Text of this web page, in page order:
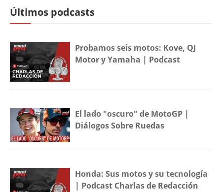
Últimos podcasts
Probamos seis motos: Kove, QJ
Motor y Yamaha | Podcast
El lado "oscuro" de MotoGP |
Diálogos Sobre Ruedas
Honda: Sus motos y su tecnología
| Podcast Charlas de Redacción